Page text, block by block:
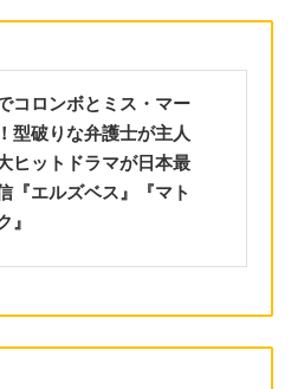
コロンボとミス・マー
型破りな弁護士が主人
ヒットドラマが日本最
『エルズベス』『マト
』